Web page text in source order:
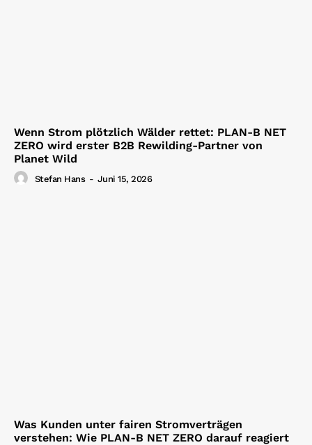
Wenn Strom plötzlich Wälder rettet: PLAN-B NET
ZERO wird erster B2B Rewilding-Partner von
Planet Wild
Stefan Hans - Juni 15, 2026
Was Kunden unter fairen Stromverträgen
verstehen: Wie PLAN-B NET ZERO darauf reagiert